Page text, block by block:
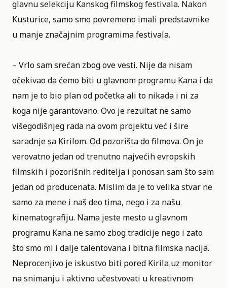
glavnu selekciju Kanskog filmskog festivala. Nakon
Kusturice, samo smo povremeno imali predstavnike
u manje značajnim programima festivala.
– Vrlo sam srećan zbog ove vesti. Nije da nisam
očekivao da ćemo biti u glavnom programu Kana i da
nam je to bio plan od početka ali to nikada i ni za
koga nije garantovano. Ovo je rezultat ne samo
višegodišnjeg rada na ovom projektu već i šire
saradnje sa Kirilom. Od pozorišta do filmova. On je
verovatno jedan od trenutno najvećih evropskih
filmskih i pozorišnih reditelja i ponosan sam što sam
jedan od producenata. Mislim da je to velika stvar ne
samo za mene i naš deo tima, nego i za našu
kinematografiju. Nama jeste mesto u glavnom
programu Kana ne samo zbog tradicije nego i zato
što smo mi i dalje talentovana i bitna filmska nacija.
Neprocenjivo je iskustvo biti pored Kirila uz monitor
na snimanju i aktivno učestvovati u kreativnom